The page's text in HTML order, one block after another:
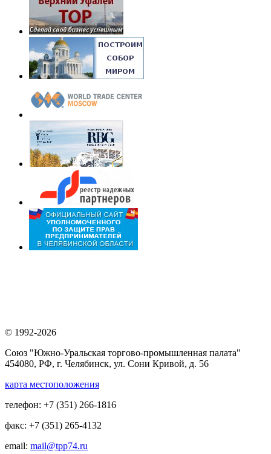
© 1992-2026
Союз "Южно-Уральская торгово-промышленная палата"
454080, РФ, г. Челябинск, ул. Сони Кривой, д. 56
карта местоположения
телефон: +7 (351) 266-1816
факс: +7 (351) 265-4132
email: mail@tpp74.ru